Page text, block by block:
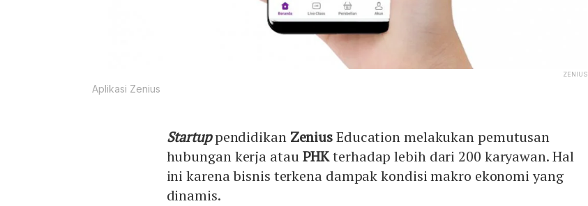
ZENIUS
Aplikasi Zenius
Startuppendidikan ZeniusEducation melakukan pemutusan
hubungan kerja atauPHKterhadap lebih dari 200 karyawan. Hal
ini karena bisnis terkena dampak kondisi makro ekonomi yang
dinamis.